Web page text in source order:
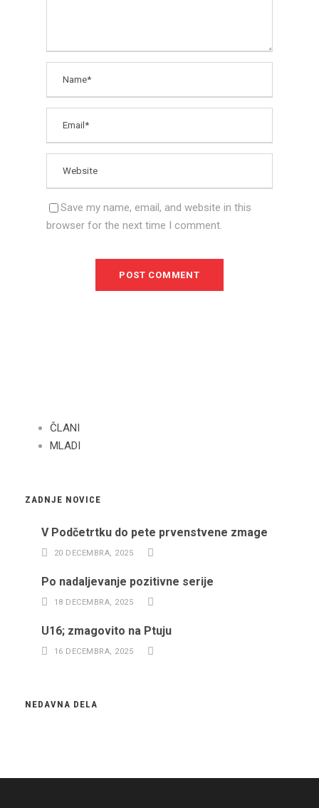
Save my name, email, and website in this
browser for the next time I comment.
ČLANI
MLADI
ZADNJE NOVICE
V Podčetrtku do pete prvenstvene zmage
20 DECEMBRA, 2025
Po nadaljevanje pozitivne serije
18 DECEMBRA, 2025
U16; zmagovito na Ptuju
16 DECEMBRA, 2025
NEDAVNA DELA